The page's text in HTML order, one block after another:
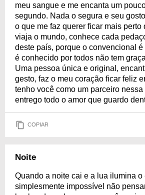
meu sangue e me encanta um
segundo. Nada o segura e seu
o que me faz querer ficar mais perto
viaja o mundo, conhece cada
deste país, porque o convencional
é conhecido por todos não tem
Uma pessoa única e original,
gesto, faz o meu coração ficar feliz
tenho você como um parceiro
entrego todo o amor que guardo
COPIAR
Noite
Quando a noite cai e a lua ilumina o
simplesmente impossível não